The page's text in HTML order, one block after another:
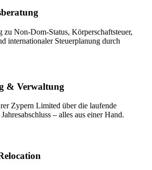
zu Non-Dom-Status, Körperschaftsteuer,
internationaler Steuerplanung durch
& Verwaltung
Zypern Limited über die laufende
– alles aus einer Hand.